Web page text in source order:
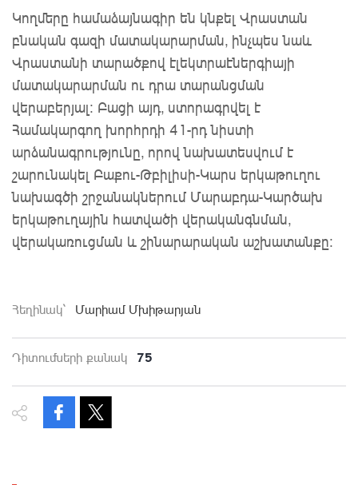
Կողմերը համաձայնագիր են կնքել Վրաստան
բնական գազի մատակարարման, ինչպես նաև
Վրաստանի տարածքով էլեկտրաէներգիայի
մատակարարման ու դրա տարանցման
վերաբերյալ: Բացի այդ, ստորագրվել է
Համակարգող խորհրդի 41-րդ նիստի
արձանագրությունը, որով նախատեսվում է
շարունակել Բաքու-Թբիլիսի-Կարս երկաթուղու
նախագծի շրջանակներում Մարաբդա-Կարծախ
երկաթուղային հատվածի վերականգնման,
վերակառուցման և շինարարական աշխատանքը:
Հեղինակ` Մարիամ Մխիթարյան
Դիտումների քանակ 75